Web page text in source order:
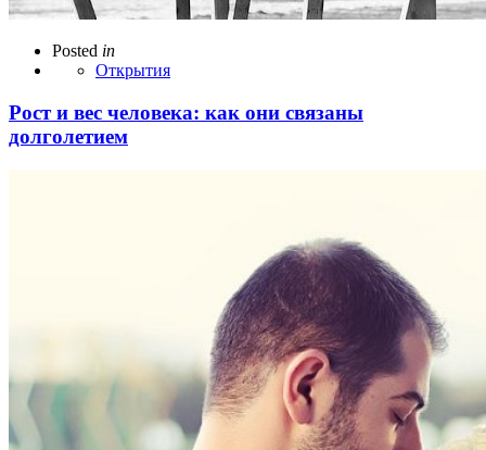
Posted in
Открытия
Рост и вес человека: как они связаны
долголетием